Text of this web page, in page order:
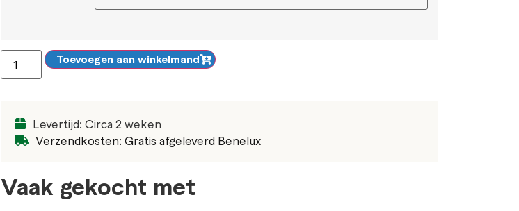
Toevoegen aan winkelmand
Levertijd: Circa 2 weken
Verzendkosten: Gratis afgeleverd Benelux
Vaak gekocht met